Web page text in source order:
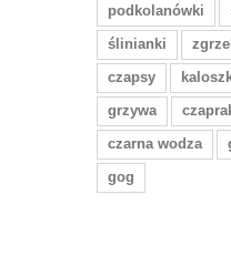
podkolanówki
ślinianki
czapsy
grzywa
czarna wodza
gog